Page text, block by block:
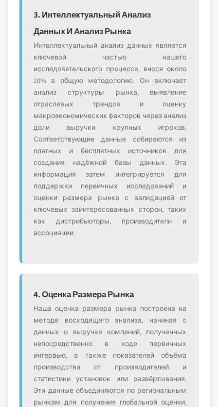
3. Интеллектуальный Анализ
Данных И Анализ Рынка
Интеллектуальный анализ данных является
ключевой частью нашего
исследовательского процесса, внося около
20% в общую методологию. Он включает
анализ структуры рынка, выявление
отраслевых трендов и оценку
макроэкономических факторов через анализ
доли выручки крупных игроков.
Соответствующие данные собираются из
платных и бесплатных источников для
создания надёжной базы данных. Эта
информация затем интегрируется для
поддержки первичных исследований и
оценки размера рынка с валидацией от
ключевых заинтересованных сторон, таких
как дистрибьюторы, производители и
ассоциации.
4. Оценка Размера Рынка
Наша оценка размера рынка построена на
методе восходящего анализа, начиная с
данных о выручке компаний, полученных
непосредственно в ходе первичных
интервью, а также показателей объёма
производства от производителей и
статистики установок или развёртывания.
Эти данные объединяются по региональным
рынкам для получения глобальной оценки,